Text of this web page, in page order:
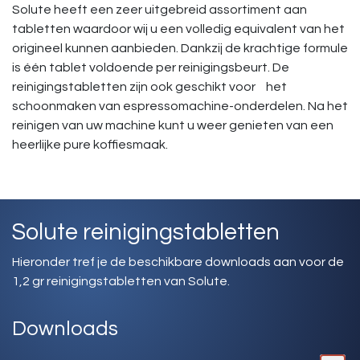
Solute heeft een zeer uitgebreid assortiment aan
tabletten waardoor wij u een volledig equivalent van het
origineel kunnen aanbieden. Dankzij de krachtige formule
is één tablet voldoende per reinigingsbeurt. De
reinigingstabletten zijn ook geschikt voor het
schoonmaken van espressomachine-onderdelen. Na het
reinigen van uw machine kunt u weer genieten van een
heerlijke pure koffiesmaak.
Solute reinigingstabletten
Hieronder tref je de beschikbare downloads aan voor de
1,2 gr reinigingstabletten van Solute.
Downloads